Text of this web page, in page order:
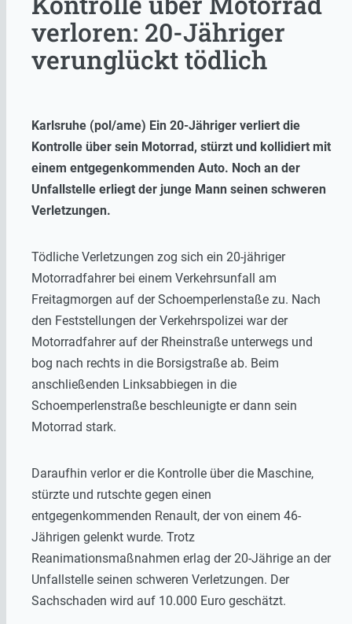
verloren: 20-Jähriger
verunglückt tödlich
Karlsruhe (pol/ame) Ein 20-Jähriger verliert die
Kontrolle über sein Motorrad, stürzt und kollidiert mit
einem entgegenkommenden Auto. Noch an der
Unfallstelle erliegt der junge Mann seinen schweren
Verletzungen.
Tödliche Verletzungen zog sich ein 20-jähriger
Motorradfahrer bei einem Verkehrsunfall am
Freitagmorgen auf der Schoemperlenstaße zu. Nach
den Feststellungen der Verkehrspolizei war der
Motorradfahrer auf der Rheinstraße unterwegs und
bog nach rechts in die Borsigstraße ab. Beim
anschließenden Linksabbiegen in die
Schoemperlenstraße beschleunigte er dann sein
Motorrad stark.
Daraufhin verlor er die Kontrolle über die Maschine,
stürzte und rutschte gegen einen
entgegenkommenden Renault, der von einem 46-
Jährigen gelenkt wurde. Trotz
Reanimationsmaßnahmen erlag der 20-Jährige an der
Unfallstelle seinen schweren Verletzungen. Der
Sachschaden wird auf 10.000 Euro geschätzt.